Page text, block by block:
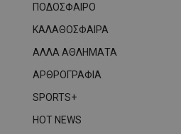
ΠΟΔΟΣΦΑΙΡΟ
ΚΑΛΑΘΟΣΦΑΙΡΑ
ΑΛΛΑ ΑΘΛΗΜΑΤΑ
ΑΡΘΡΟΓΡΑΦΙΑ
SPORTS+
HOT NEWS